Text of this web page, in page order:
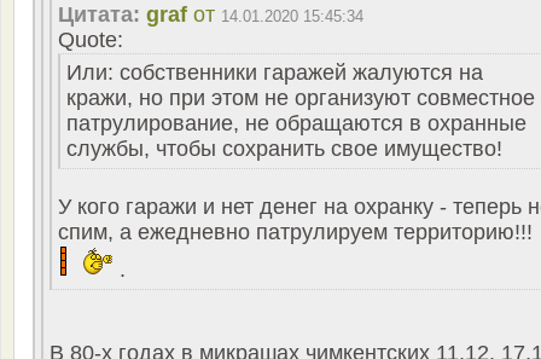
Цитата: graf от 14.01.2020 15:45:34
Quote:
Или: собственники гаражей жалуются на
кражи, но при этом не организуют совместное
патрулирование, не обращаются в охранные
службы, чтобы сохранить свое имущество!
У кого гаражи и нет денег на охранку - теперь
спим, а ежедневно патрулируем территорию!!!
.
В 80-х годах в микрашах чимкентских 11,12,